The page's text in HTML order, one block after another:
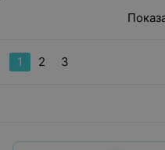
1 2 3